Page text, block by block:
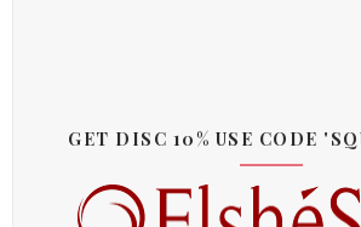
GET DISC 10% USE CODE